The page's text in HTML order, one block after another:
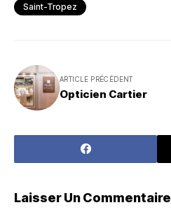
Saint-Tropez
ARTICLE PRÉCÉDENT
Opticien Cartier
Laisser Un Commentaire